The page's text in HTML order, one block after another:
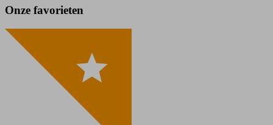
Onze favorieten